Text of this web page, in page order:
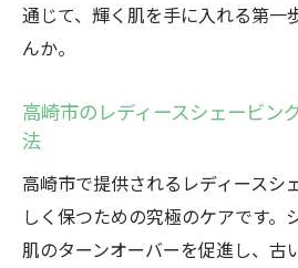
通じて、輝く肌を手に入れる第一
んか。
高崎市のレディースシェービン
法
高崎市で提供されるレディースシ
しく保つための究極のケアです。
肌のターンオーバーを促進し、古